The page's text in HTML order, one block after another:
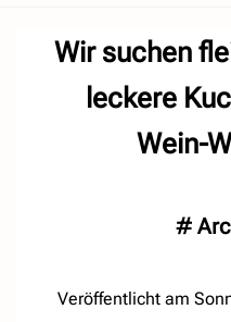
Wir suchen
leckere
Wein-
#
Veröffentlicht am